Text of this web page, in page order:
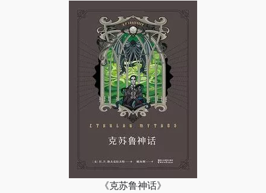
《克苏鲁神话》